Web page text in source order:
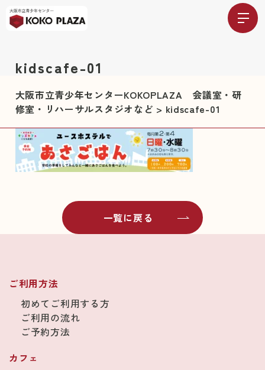
kidscafe-01
大阪市立青少年センターKOKOPLAZA 会議室・研
修室・リハーサルスタジオなど > kidscafe-01
一覧に戻る
ご利用方法
初めてご利用する方
ご利用の流れ
ご予約方法
カフェ